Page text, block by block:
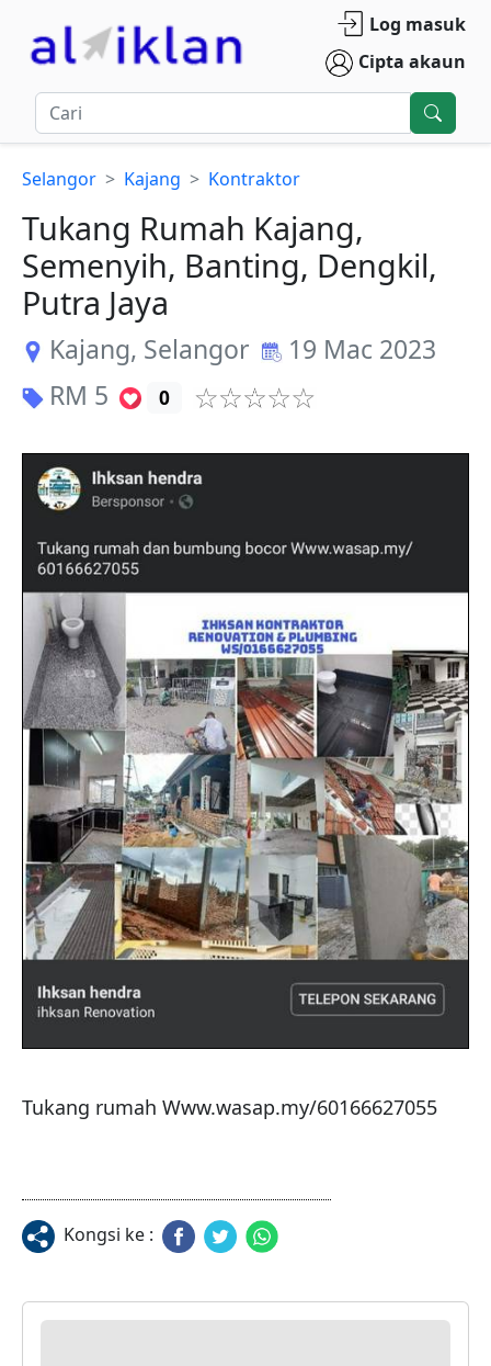
Log masuk
Cipta akaun
Selangor Kajang Kontraktor
Tukang Rumah Kajang,
Semenyih, Banting, Dengkil,
Putra Jaya
Kajang, Selangor
19 Mac 2023
RM 5 0
Tukang rumah Www.wasap.my/60166627055
Kongsi ke :